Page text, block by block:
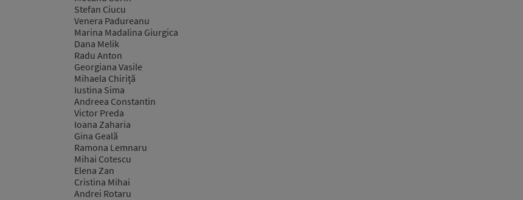
Stefan Ciucu
Venera Padureanu
Marina Madalina Giurgica
Dana Melik
Radu Anton
Georgiana Vasile
Mihaela Chiriță
Iustina Sima
Andreea Constantin
Victor Preda
Ioana Zaharia
Gina Geală
Ramona Lemnaru
Mihai Cotescu
Elena Zan
Cristina Mihai
Andrei Rotaru